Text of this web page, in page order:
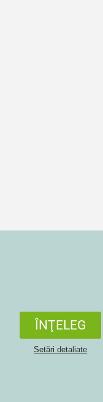
ÎNŢELEG
Setări detaliate